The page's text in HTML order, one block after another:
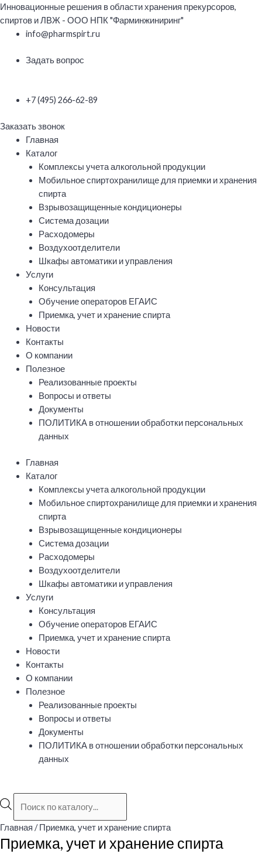
Перейти
к
содержимому
Инновационные решения в области хранения прекурсоров,
спиртов и ЛВЖ - ООО НПК "Фарминжиниринг"
info@pharmspirt.ru
Задать вопрос
+7 (495) 266-62-89
Заказать звонок
Меню
Главная
Каталог
Комплексы учета алкогольной продукции
Мобильное спиртохранилище для приемки и хранения
спирта
Взрывозащищенные кондиционеры
Система дозации
Расходомеры
Воздухоотделители
Шкафы автоматики и управления
Услуги
Консультация
Обучение операторов ЕГАИС
Приемка, учет и хранение спирта
Новости
Контакты
О компании
Полезное
Реализованные проекты
Вопросы и ответы
Документы
ПОЛИТИКА в отношении обработки персональных
данных
Главная
Каталог
Комплексы учета алкогольной продукции
Мобильное спиртохранилище для приемки и хранения
спирта
Взрывозащищенные кондиционеры
Система дозации
Расходомеры
Воздухоотделители
Шкафы автоматики и управления
Услуги
Консультация
Обучение операторов ЕГАИС
Приемка, учет и хранение спирта
Новости
Контакты
О компании
Полезное
Реализованные проекты
Вопросы и ответы
Документы
ПОЛИТИКА в отношении обработки персональных
данных
товаров
Главная / Приемка, учет и хранение спирта
Приемка, учет и хранение спирта